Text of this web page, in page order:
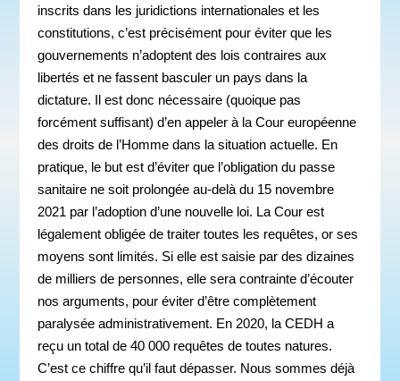
inscrits dans les juridictions internationales et les
constitutions, c’est précisément pour éviter que les
gouvernements n’adoptent des lois contraires aux
libertés et ne fassent basculer un pays dans la
dictature. Il est donc nécessaire (quoique pas
forcément suffisant) d’en appeler à la Cour européenne
des droits de l’Homme dans la situation actuelle. En
pratique, le but est d’éviter que l’obligation du passe
sanitaire ne soit prolongée au-delà du 15 novembre
2021 par l’adoption d’une nouvelle loi. La Cour est
légalement obligée de traiter toutes les requêtes, or ses
moyens sont limités. Si elle est saisie par des dizaines
de milliers de personnes, elle sera contrainte d’écouter
nos arguments, pour éviter d’être complètement
paralysée administrativement. En 2020, la CEDH a
reçu un total de 40 000 requêtes de toutes natures.
C’est ce chiffre qu’il faut dépasser. Nous sommes déjà